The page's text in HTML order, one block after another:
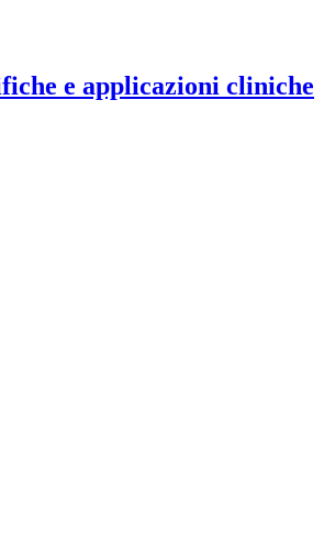
e applicazioni cliniche